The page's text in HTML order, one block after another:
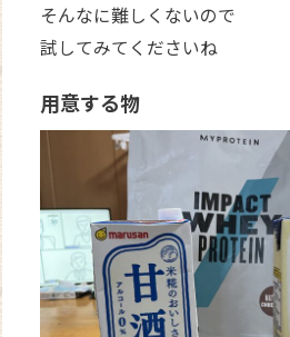
そんなに難しくないので
試してみてくださいね
用意する物